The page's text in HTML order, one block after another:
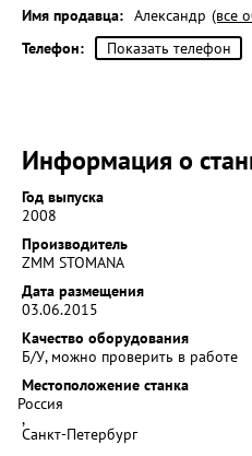
Имя продавца: Александр (все
Телефон:
Показать телефон
Информация о
Год выпуска
2008
Производитель
ZMM STOMANA
Дата размещения
03.06.2015
Качество оборудования
Б/У, можно проверить в работе
Местоположение станка
Россия
,
Санкт-Петербург